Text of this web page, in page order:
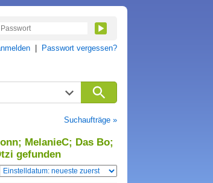
Passwort vergessen?
Suchaufträge »
MelanieC; Das Bo;
gefunden